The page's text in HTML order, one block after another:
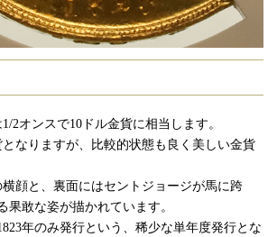
2オンスで10ドル金貨に相当します。
なりますが、比較的状態も良く美しい金貨
顔と、裏面にはセントジョージが馬に跨
果敢な姿が描かれています。
年のみ発行という、稀少な単年度発行とな